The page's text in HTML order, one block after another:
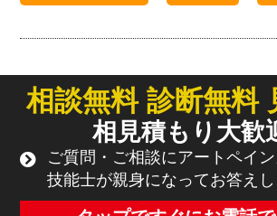
相談無料 診断無料
相見積もり大歓
ご質問・ご相談にアートペイ
技能士が親身になってお答えし